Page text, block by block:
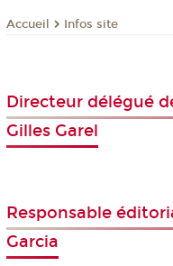
Accueil Infos site
Directeur délégué
Gilles Garel
Responsable
Garcia